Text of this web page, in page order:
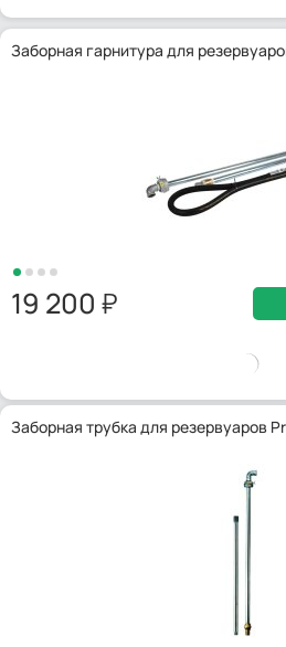
Заборная гарнитура для
19 200
Заборная трубка для резервуаров